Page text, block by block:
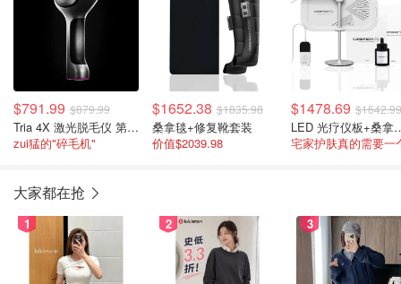
$791.99 $879.99
Tria 4X 激光脱毛仪 第二代
zui猛的"碎毛机"
$1652.38 $1835.98
桑拿毯+修复靴套装
价值$2039.98
$1478.69 $1642.99
LED 光
宅家护肤真的需要一
大家都在抢
1 2 3